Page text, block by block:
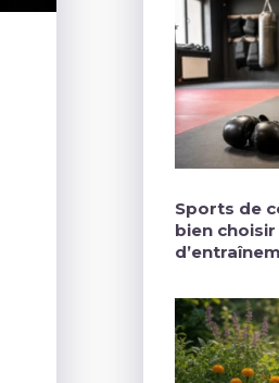
Sports de
bien